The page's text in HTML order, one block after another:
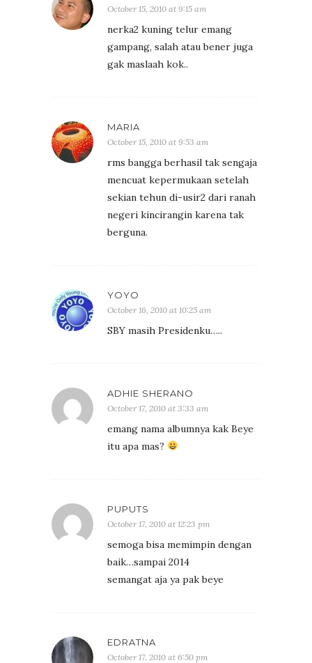
October 15, 2010 at 9:15 am
nerka2 kuning telur emang
gampang, salah atau bener juga
gak maslaah kok..
MARIA
October 15, 2010 at 9:53 am
rms bangga berhasil tak sengaja
mencuat kepermukaan setelah
sekian tehun di-usir2 dari ranah
negeri kincirangin karena tak
berguna.
YOYO
October 16, 2010 at 10:25 am
SBY masih Presidenku…..
ADHIE SHERANO
October 17, 2010 at 3:33 am
emang nama albumnya kak Beye
itu apa mas?
PUPUTS
October 17, 2010 at 12:23 pm
semoga bisa memimpin dengan
baik…sampai 2014
semangat aja ya pak beye
EDRATNA
October 17, 2010 at 6:50 pm